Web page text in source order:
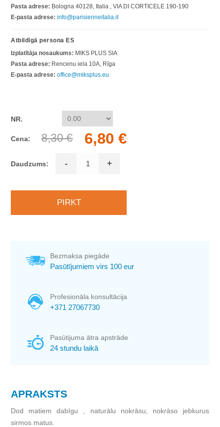
Pasta adrese: Bologna 40128, Italia , VIA DI CORTICELE 190-190
E-pasta adrese: info@parisienneitalia.it
Atbildīgā persona ES
Izplatītāja nosaukums: MIKS PLUS SIA
Pasta adrese: Rencenu iela 10A, Rīga
E-pasta adrese: office@miksplus.eu
NR.
Cena: 8,30 € 6,80 €
Daudzums: - +
Bezmaksa piegāde
Pasūtījumiem virs 100 eur
Profesionāla konsultācija
+371 27067730
Pasūtijuma ātra apstrāde
24 stundu laikā
APRAKSTS
Dod matiem dabīgu , naturālu nokrāsu, nokrāso jebkurus
sirmos matus.